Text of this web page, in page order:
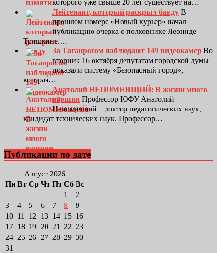
которого уже свыше 20 лет существует на…
Лейтенант, который раскрыл банду В
прошлом номере «Новый курьер» начал
публикацию очерка о полковнике Леониде
Тришкине.…
За Таганрогом наблюдают 149 видеокамер Во
вторник 16 октября депутатам городской думы
показали систему «Безопасный город»,
которая…
Анатолий НЕПОМНЯЩИЙ: В жизни много
вершин Профессор ЮФУ Анатолий
Непомнящий – доктор педагогических наук,
кандидат технических наук. Профессор…
Публикации по дате
Август 2026
Пн Вт Ср Чт Пт Сб Вс
1
2
3
4 5 6 7 8
9
10 11 12 13 14 15 16
17 18 19 20 21 22 23
24 25 26 27 28 29 30
31